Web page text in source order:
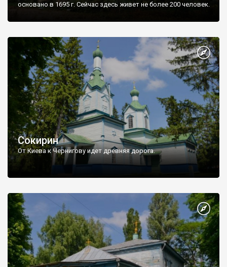
основано в 1695 г. Сейчас здесь живет не более 200 человек.
Сокирин
От Киева к Чернигову идет древняя дорога.